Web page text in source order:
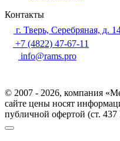
Контакты
г. Тверь, Серебряная, д.
+7 (4822) 47-67-11
info@rams.pro
© 2007 - 2026, компания
сайте цены носят
публичной офертой (ст.